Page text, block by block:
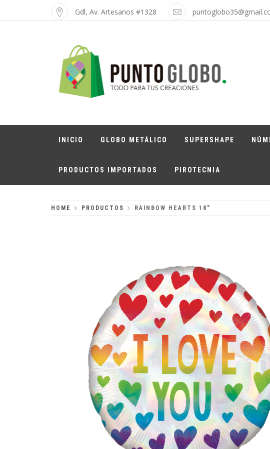
Gdl, Av. Artesanos #1328
INICIO GLOBO METÁLICO SUPERSHAPE
PRODUCTOS IMPORTADOS PIROTECNIA
HOME PRODUCTOS RAINBOW HEARTS 18″